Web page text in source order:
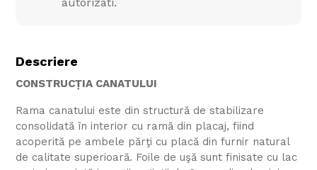
Descriere
CONSTRUCȚIA CANATULUI
Rama canatului este din structură de stabilizare
consolidată în interior cu ramă din placaj, fiind
acoperită pe ambele părţi cu placă din furnir natural
de calitate superioară. Foile de uşă sunt finisate cu lac